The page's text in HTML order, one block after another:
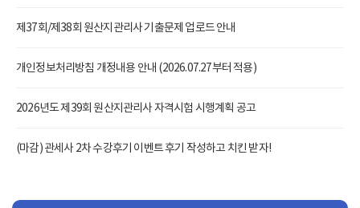
제37회/제38회 원산지관리사 기출문제 업로드 안내
개인정보처리방침 개정내용 안내 (2026.07.27부터 적용)
2026년도 제39회 원산지관리사 자격시험 시행계획 공고
(마감) 관세사 2차 수강후기 이벤트 후기 작성하고 치킨 받자!